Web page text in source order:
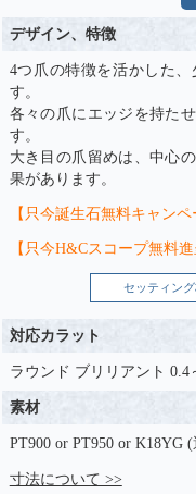
デザイン、特徴
4つ爪の特徴を活かした
す。
各々の爪にエッジを持た
す。
大き目の爪留めは、中心
果があります。
【只今誕生石無料キャン
【只今H&Cスコープ無料進
セッティン
対応カラット
ラウンド ブリリアント 0.4
素材
PT900 or PT950 or K18YG
寸法について >>